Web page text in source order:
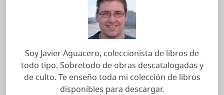
Soy Javier Aguacero, coleccionista de libros de
todo tipo. Sobretodo de obras descatalogadas y
de culto. Te enseño toda mi colección de libros
disponibles para descargar.